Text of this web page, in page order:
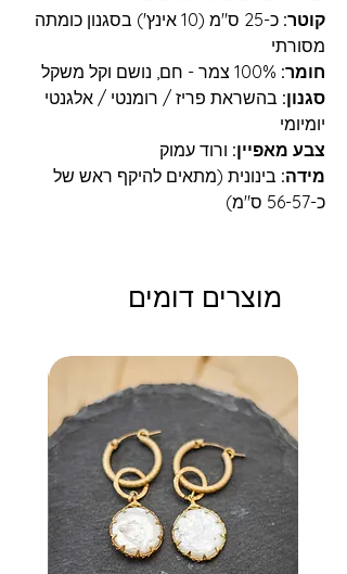
קוטר:
כ-25 ס"מ (10 אינץ') בסגנון כומתה
מסורתי
חומר:
סגנון: בהשראת פריז / רומנטי / אלגנטי
יומיומי
צבע מאפיין: ורוד עמוק
מידה: בינונית (מתאים להיקף ראש של
כ-56-57 ס"מ)
מוצרים דומים